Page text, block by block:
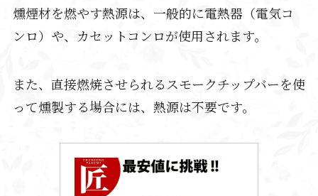
燻煙材を燃やす熱源は、一般的に電熱器（電気コ
ンロ）や、カセットコンロが使用されます。
また、直接燃焼させられるスモークチップバーを使
って燻製する場合には、熱源は不要です。